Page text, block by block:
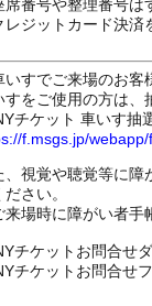
席番号や整理番号
レジットカード決
いすでご来場のお客
すをご使用の方は、
チケット 車いす抽
f.msgs.jp/
、視覚や聴覚等に
さい。
場時に障がい者手
チケットお問合せ
チケットお問合せ